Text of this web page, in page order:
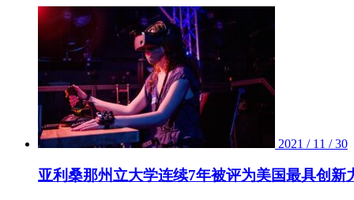
2021 / 11 / 30
亚利桑那州立大学连续7年被评为美国最具创新